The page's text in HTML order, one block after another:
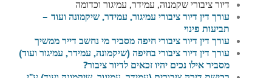
דיור ציבורי שקמנוה, עמידר, עמיגור וכדומה
עורך דין דיור ציבורי עמיגור, עמידר, שיקמונה ועוד –
תביעות פינוי
עורך דין דיור ציבורי חיפה מסביר מי נחשב דייר ממשיך
עורך דין דיור ציבורי בחיפה (שיקמונה, עמידר, עמיגור ועוד)
מסביר אילו נכים יהיו זכאים לדיור ציבור?